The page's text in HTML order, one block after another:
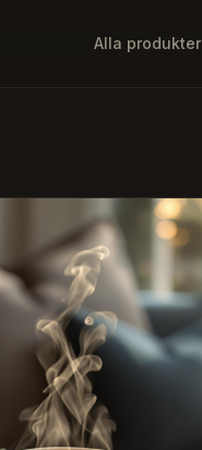
Alla produkter